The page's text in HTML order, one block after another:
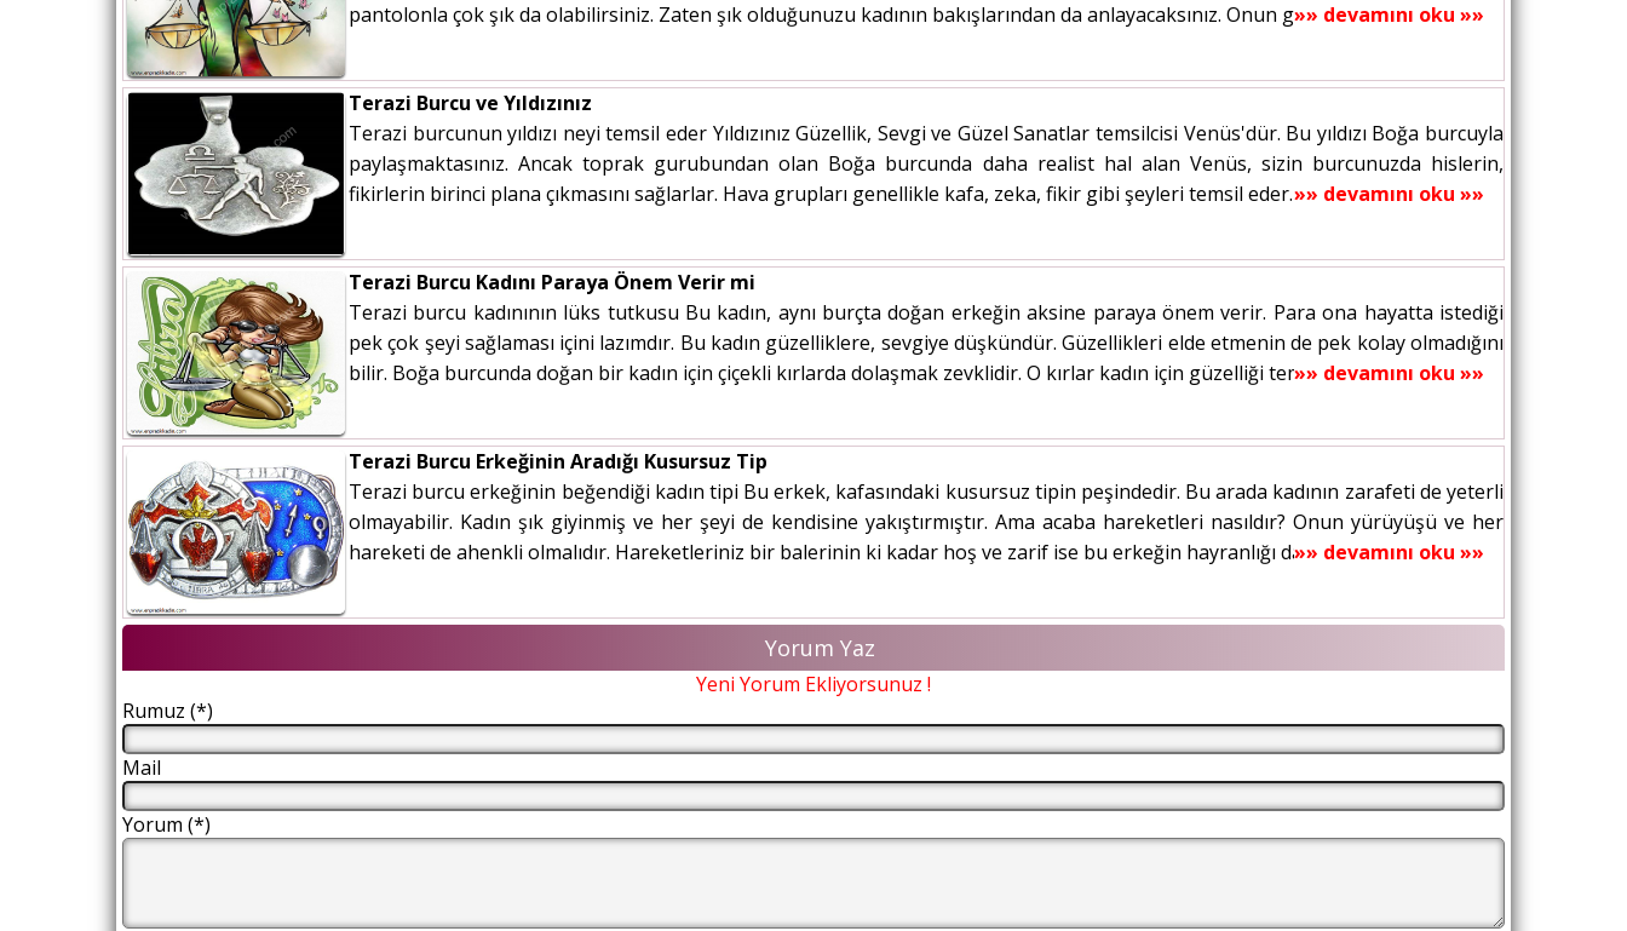
pantolonla çok şık da olabilirsiniz. Zaten şık olduğunuzu kadının bakışlarından da anlayacaksınız. Onun gözlerinde bir pırıltı...
»» devamını oku »»
Terazi Burcu ve Yıldızınız
Terazi burcunun yıldızı neyi temsil eder Yıldızınız Güzellik, Sevgi ve Güzel Sanatlar temsilcisi Venüs'dür. Bu yıldızı Boğa burcuyla
paylaşmaktasınız. Ancak toprak gurubundan olan Boğa burcunda daha realist hal alan Venüs, sizin burcunuzda hislerin,
fikirlerin birinci plana çıkmasını sağlarlar. Hava grupları genellikle kafa, zeka, fikir gibi şeyleri temsil eder. Venüs de...
»» devamını oku »»
Terazi Burcu Kadını Paraya Önem Verir mi
Terazi burcu kadınının lüks tutkusu Bu kadın, aynı burçta doğan erkeğin aksine paraya önem verir. Para ona hayatta istediği
pek çok şeyi sağlaması içini lazımdır. Bu kadın güzelliklere, sevgiye düşkündür. Güzellikleri elde etmenin de pek kolay olmadığını
bilir. Boğa burcunda doğan bir kadın için çiçekli kırlarda dolaşmak zevklidir. O kırlar kadın için güzelliği temsil eder....»» devamını oku »»
Terazi Burcu Erkeğinin Aradığı Kusursuz Tip
Terazi burcu erkeğinin beğendiği kadın tipi Bu erkek, kafasındaki kusursuz tipin peşindedir. Bu arada kadının zarafeti de yeterli
olmayabilir. Kadın şık giyinmiş ve her şeyi de kendisine yakıştırmıştır. Ama acaba hareketleri nasıldır? Onun yürüyüşü ve her
hareketi de ahenkli olmalıdır. Hareketleriniz bir balerinin ki kadar hoş ve zarif ise bu erkeğin hayranlığı daha da...»» devamını oku »»
Yorum Yaz
Yeni Yorum Ekliyorsunuz !
Rumuz (*)
Mail
Yorum (*)